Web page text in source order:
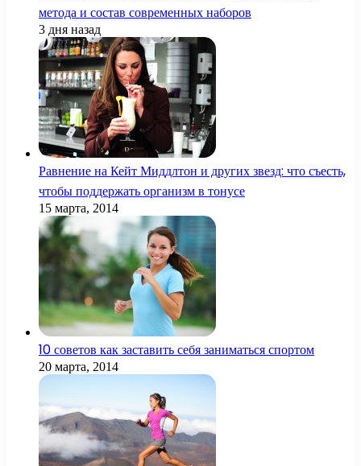
метода и состав современных наборов
3 дня назад
Равнение на Кейт Миддлтон и других звезд: что съесть,
чтобы поддержать организм в тонусе
15 марта, 2014
10 советов как заставить себя заниматься спортом
20 марта, 2014